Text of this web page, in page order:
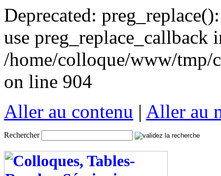
Deprecated:
use preg_replace_callback
/home/colloque/www/tmp/
on line 904
Aller au contenu | Aller au
Rechercher